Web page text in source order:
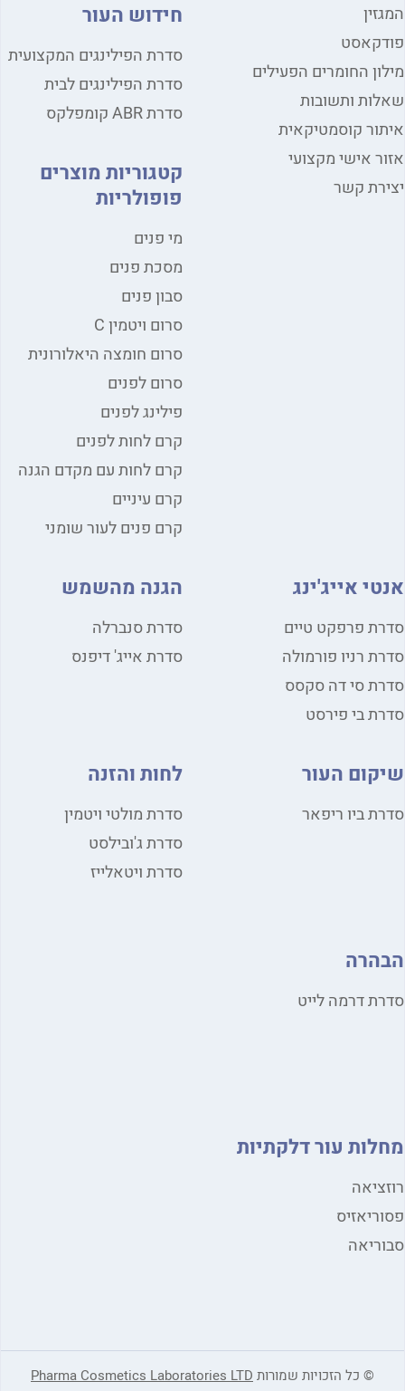
המגזין
פודקאסט
מילון החומרים הפעילים
שאלות ותשובות
איתור קוסמטיקאית
אזור אישי מקצועי
יצירת קשר
חידוש העור
סדרת הפילינגים המקצועית
סדרת הפילינגים לבית
סדרת ABR קומפלקס
קטגוריות מוצרים
פופולריות
מי פנים
מסכת פנים
סבון פנים
סרום ויטמין C
סרום חומצה היאלורונית
סרום לפנים
פילינג לפנים
קרם לחות לפנים
קרם לחות עם מקדם הגנה
קרם עיניים
קרם פנים לעור שומני
אנטי אייג'ינג
סדרת פרפקט טיים
סדרת רניו פורמולה
סדרת סי דה סקסס
סדרת בי פירסט
שיקום העור
סדרת ביו ריפאר
הגנה מהשמש
סדרת סנברלה
סדרת אייג' דיפנס
לחות והזנה
סדרת מולטי ויטמין
סדרת ג'ובילסט
סדרת ויטאלייז
הבהרה
סדרת דרמה לייט
מחלות עור דלקתיות
רוזציאה
פסוריאזיס
סבוריאה
© כל הזכויות שמורות Pharma Cosmetics Laboratories LTD